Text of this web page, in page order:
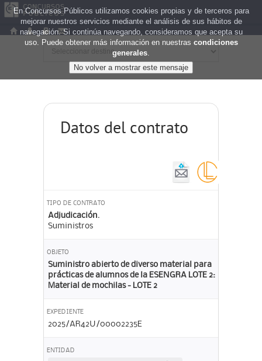
Datos del contrato
TIPO DE CONTRATO
Adjudicación.
Suministros
OBJETO
Suministro abierto de diverso material para
prácticas de alumnos de la ESENGRA LOTE 2:
Material de mochilas - LOTE 2
EXPEDIENTE
2025/AR42U/00002235E
ENTIDAD
En Concursos Públicos utilizamos cookies propias y de terceros para
mejorar nuestros servicios mediante el análisis de sus hábitos de
navegación. Si continúa navegando, consideramos que acepta su
uso. Puede obtener más información en nuestras condiciones
generales.